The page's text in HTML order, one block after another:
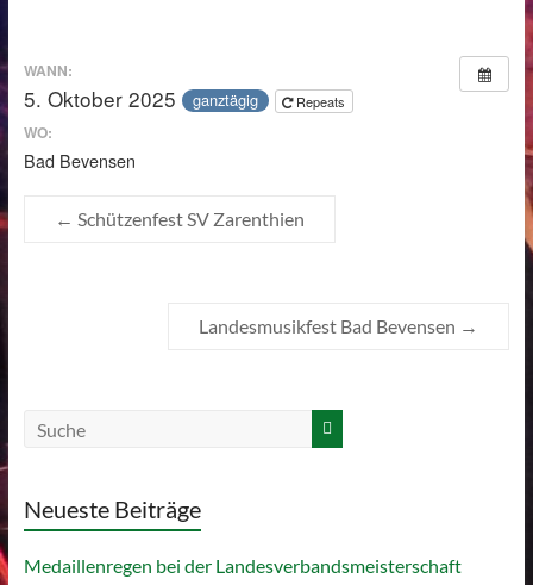
WANN:
5. Oktober 2025 ganztägig Repeats
WO:
Bad Bevensen
← Schützenfest SV Zarenthien
Landesmusikfest Bad Bevensen →
Neueste Beiträge
Medaillenregen bei der Landesverbandsmeisterschaft